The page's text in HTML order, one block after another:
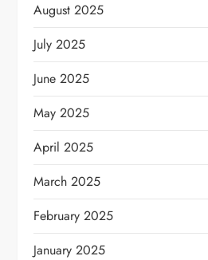
August 2025
July 2025
June 2025
May 2025
April 2025
March 2025
February 2025
January 2025